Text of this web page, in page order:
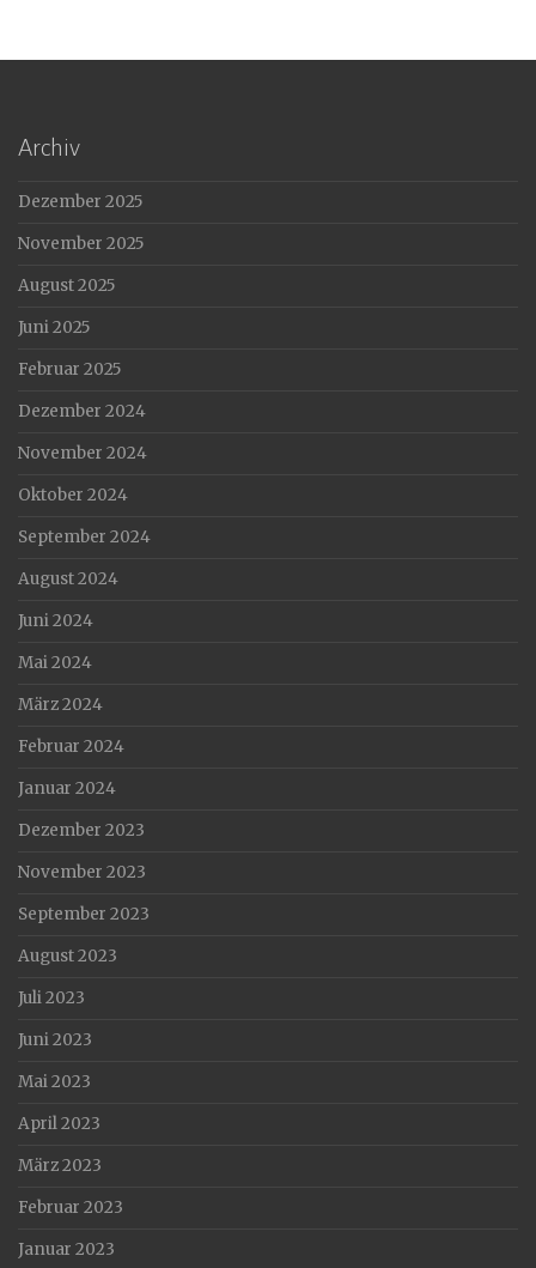
Archiv
Dezember 2025
November 2025
August 2025
Juni 2025
Februar 2025
Dezember 2024
November 2024
Oktober 2024
September 2024
August 2024
Juni 2024
Mai 2024
März 2024
Februar 2024
Januar 2024
Dezember 2023
November 2023
September 2023
August 2023
Juli 2023
Juni 2023
Mai 2023
April 2023
März 2023
Februar 2023
Januar 2023